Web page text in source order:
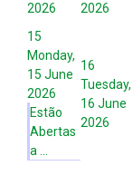
2026
2026
15
Monday,
15 June
2026
Estão
Abertas
a ...
16
Tuesday,
16 June
2026